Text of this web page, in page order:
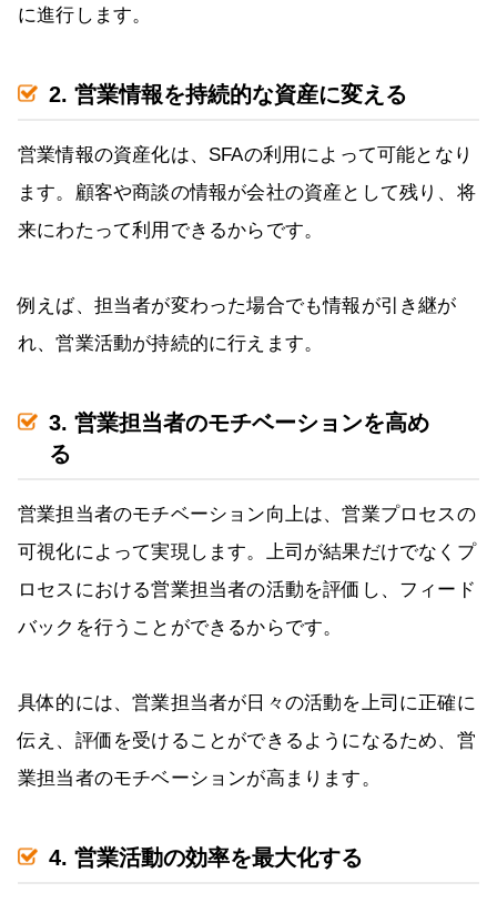
に進行します。
2. 営業情報を持続的な資産に変える
営業情報の資産化は、SFAの利用によって可能となり
ます。顧客や商談の情報が会社の資産として残り、将
来にわたって利用できるからです。
例えば、担当者が変わった場合でも情報が引き継が
れ、営業活動が持続的に行えます。
3. 営業担当者のモチベーションを高め
る
営業担当者のモチベーション向上は、営業プロセスの
可視化によって実現します。上司が結果だけでなくプ
ロセスにおける営業担当者の活動を評価し、フィード
バックを行うことができるからです。
具体的には、営業担当者が日々の活動を上司に正確に
伝え、評価を受けることができるようになるため、営
業担当者のモチベーションが高まります。
4. 営業活動の効率を最大化する